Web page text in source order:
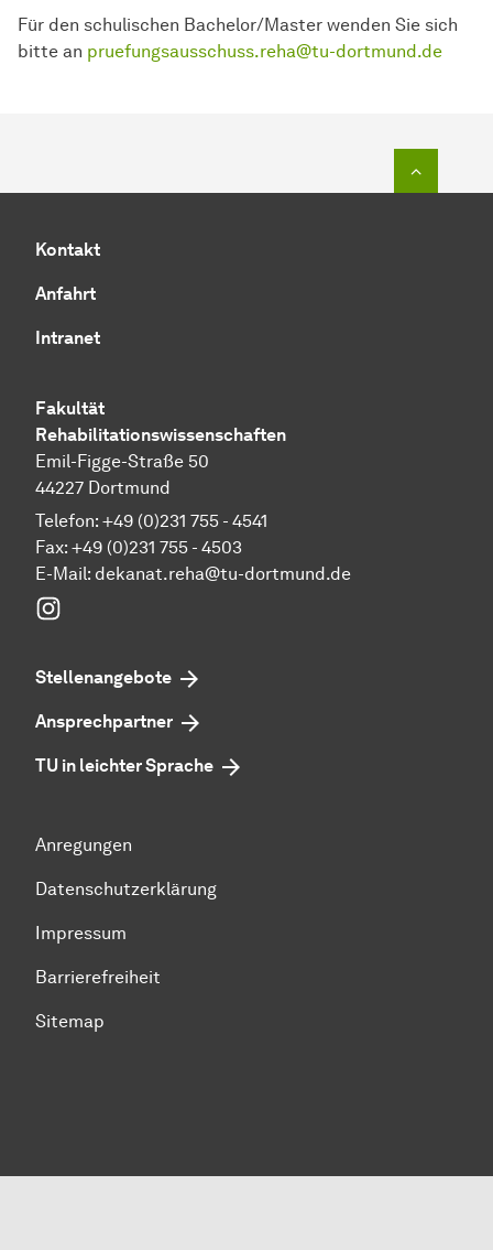
Für den schulischen Bachelor/Master wenden Sie sich
bitte an pruefungsausschuss.reha@tu-dortmund.de
Kontakt
Anfahrt
Intranet
Fakultät
Rehabilitationswissenschaften
Emil-Figge-Straße 50
44227 Dortmund
Telefon: +49 (0)231 755 - 4541
Fax: +49 (0)231 755 - 4503
E-Mail: dekanat.reha@tu-dortmund.de
Stellenangebote
Ansprechpartner
TU in leichter Sprache
Anregungen
Datenschutzerklärung
Impressum
Barrierefreiheit
Sitemap